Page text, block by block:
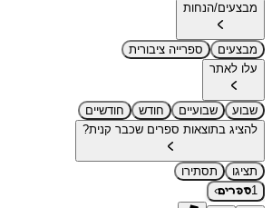
מבצעים/הנחות
מבצעים
ספרייה ציבורית
עלו לאתר
שבוע שבועיים חודש
חודשיים
להציג בתוצאות ספרים שכבר קנית?
תציגו
תסתירו
1ספרים›